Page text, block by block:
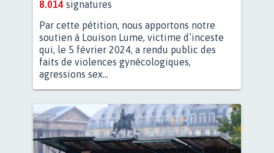
8.014 signatures
Par cette pétition, nous apportons notre
soutien à Louison Lume, victime d’inceste
qui, le 5 février 2024, a rendu public des
faits de violences gynécologiques,
agressions sex...